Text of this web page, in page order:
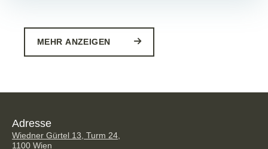
MEHR ANZEIGEN
Adresse
Wiedner Gürtel 13, Turm 24,
1100 Wien